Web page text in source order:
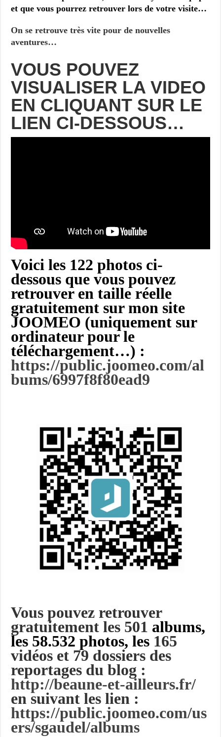
et que vous pourrez retrouver lors de votre visite…
On se retrouve très vite pour de nouvelles
aventures…
VOUS POUVEZ
VISUALISER LA VIDEO
EN CLIQUANT SUR LE
LIEN CI-DESSOUS…
Voici les 122 photos ci-
dessous que vous pouvez
retrouver en taille réelle
gratuitement sur mon site
JOOMEO (uniquement sur
ordinateur pour le
téléchargement…) :
https://public.joomeo.com/al
bums/6997f8f80ead9
Vous pouvez retrouver
gratuitement les 501 albums,
les 58.532 photos, les 165
vidéos et 79 dossiers des
reportages du blog :
http://beaune-et-ailleurs.fr/
en suivant les lien :
https://public.joomeo.com/us
ers/sgaudel/albums